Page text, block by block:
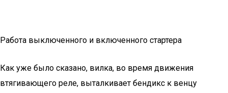
Работа выключенного и включенного стартера
Как уже было сказано, вилка, во время движения
втягивающего реле, выталкивает бендикс к венцу